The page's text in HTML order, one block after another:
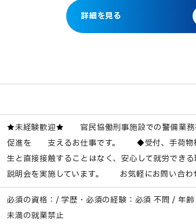
詳細を見る
★未経験歓迎★ 官民協働刑事施設での警備業務
促進を 支えるお仕事です。 ◆受付、手荷物
生と直接接触することはなく、安心して就労
説明会を実施しています。 お気軽にお問い合わ
必須の資格：/ 学歴・必須の経験：必須 不問 /
未満の就業禁止